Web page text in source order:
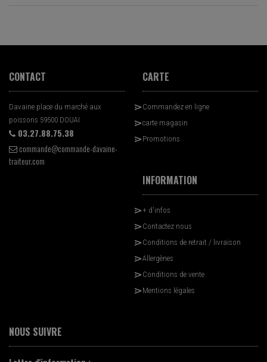
CONTACT
Davaine place du marché aux
poissons 59500 DOUAI
03.27.88.75.38
commande@commande-davaine-
traiteur.com
CARTE
Commandez en ligne
carte magasin
Promotions
INFORMATION
+ d'infos
Contactez nous
Conditions de retrait / livraison
Allergènes
Conditions de vente
Mentions légales
NOUS SUIVRE